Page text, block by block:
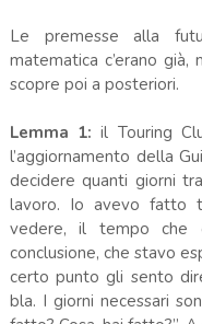
Le premesse alla
matematica c’erano
scopre poi a posteriori.
Lemma 1: il Touring
l’aggiornamento della
decidere quanti giorni
lavoro. Io avevo fatto
vedere, il tempo che
conclusione, che stavo
certo punto gli sento
bla. I giorni necessari